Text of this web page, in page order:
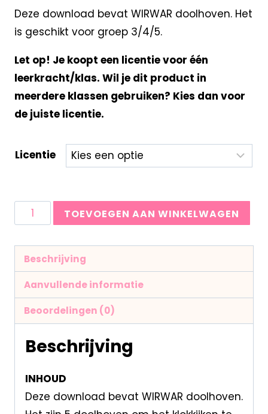
Deze download bevat WIRWAR doolhoven. Het
is geschikt voor groep 3/4/5.
Let op! Je koopt een licentie voor één
leerkracht/klas. Wil je dit product in
meerdere klassen gebruiken? Kies dan voor
de juiste licentie.
Licentie
TOEVOEGEN AAN WINKELWAGEN
Beschrijving
Aanvullende informatie
Beoordelingen (0)
Beschrijving
INHOUD
Deze download bevat WIRWAR doolhoven.